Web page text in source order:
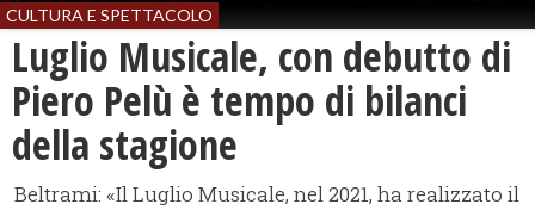
CULTURA E SPETTACOLO
Luglio Musicale, con debutto di
Piero Pelù è tempo di bilanci
della stagione
Beltrami: «Il Luglio Musicale, nel 2021, ha realizzato il